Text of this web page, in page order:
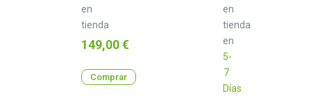
en
tienda
Precio
149,00 €
Comprar
en
tienda
en
5-
7
Días